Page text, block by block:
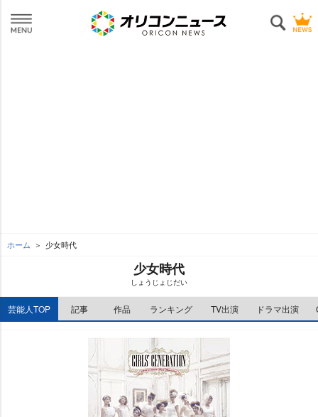
ホーム 少女時代
少女時代
しょうじょじだい
芸能人TOP 記事 作品 ランキング TV出演 ドラマ出演